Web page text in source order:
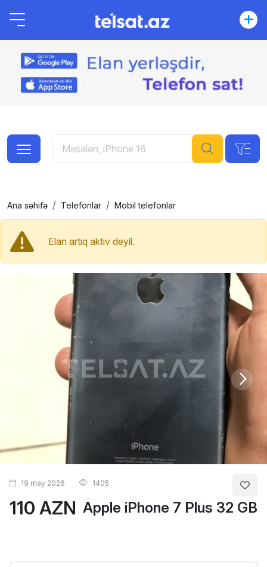
Ana səhifə Telefonlar Mobil telefonlar
Elan artıq aktiv deyil.
110 AZN Apple iPhone 7 Plus 32 GB
19 may 2026 1405